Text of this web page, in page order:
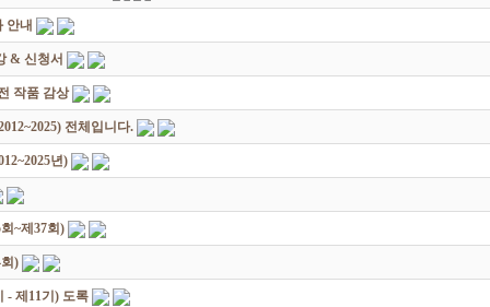
안내
& 신청서
작품 감상
전체입니다.
년)
~제37회)
)
- 제11기) 도록